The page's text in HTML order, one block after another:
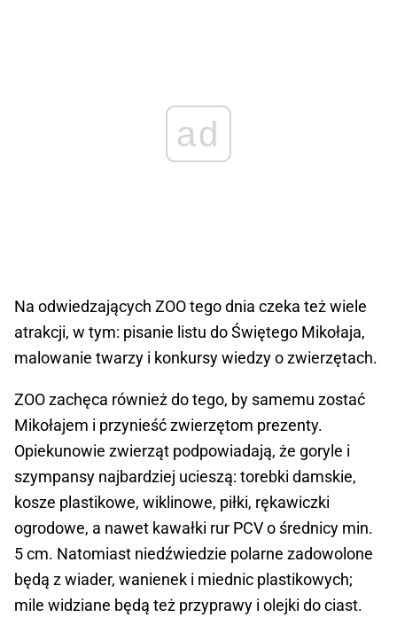
ad
Na odwiedzających ZOO tego dnia czeka też wiele
atrakcji, w tym: pisanie listu do Świętego Mikołaja,
malowanie twarzy i konkursy wiedzy o zwierzętach.
ZOO zachęca również do tego, by samemu zostać
Mikołajem i przynieść zwierzętom prezenty.
Opiekunowie zwierząt podpowiadają, że goryle i
szympansy najbardziej ucieszą: torebki damskie,
kosze plastikowe, wiklinowe, piłki, rękawiczki
ogrodowe, a nawet kawałki rur PCV o średnicy min.
5 cm. Natomiast niedźwiedzie polarne zadowolone
będą z wiader, wanienek i miednic plastikowych;
mile widziane będą też przyprawy i olejki do ciast.